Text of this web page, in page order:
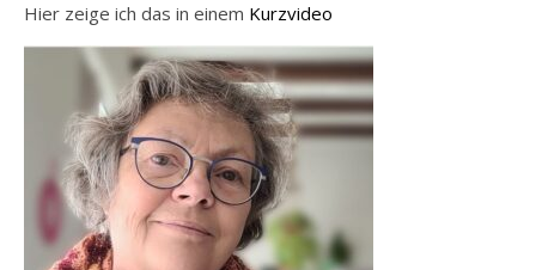
Hier zeige ich das in einem Kurzvideo